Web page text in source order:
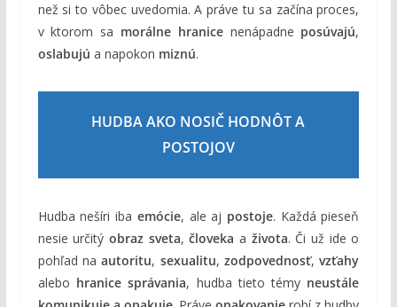
než si to vôbec uvedomia. A práve tu sa začína proces,
v ktorom sa morálne hranicenenápadne posúvajú,
oslabujú a napokon miznú.
HUDBA AKO NOSIČ HODNÔT A
POSTOJOV
Hudba nešíri iba emócie, ale aj postoje. Každá pieseň
nesie určitýobraz sveta,človeka a života. Či už ide o
pohľad naautoritu, sexualitu, zodpovednosť,vzťahy
alebo hranice správania, hudba tieto témy neustále